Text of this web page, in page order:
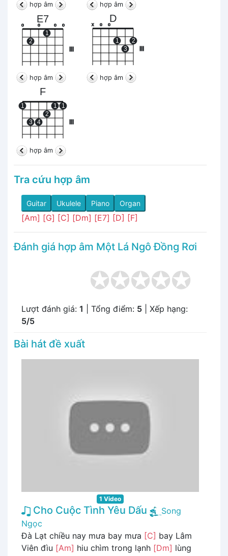
hợp âm hợp âm
E7
III
o
2
o
1
o o
hợp âm
D
x o o
1
3
2
hợp âm
F
III
1
3 4
2
1 1
hợp âm
Tra cứu hợp âm
Guitar Ukulele Piano Organ
[Am] [G] [C] [Dm] [E7] [D] [F]
Đánh giá hợp âm Một Lá Ngô Đồng Rơi
Lượt đánh giá: 1 | Tổng điểm: 5 | Xếp hạng:
5/5
Bài hát đề xuất
1 Video
Cho Cuộc Tình Yêu Dấu
Song
Ngọc
Đà Lạt chiều nay mưa bay mưa [C] bay Lâm
Viên đìu [Am] hiu chìm trong lạnh [Dm] lùng